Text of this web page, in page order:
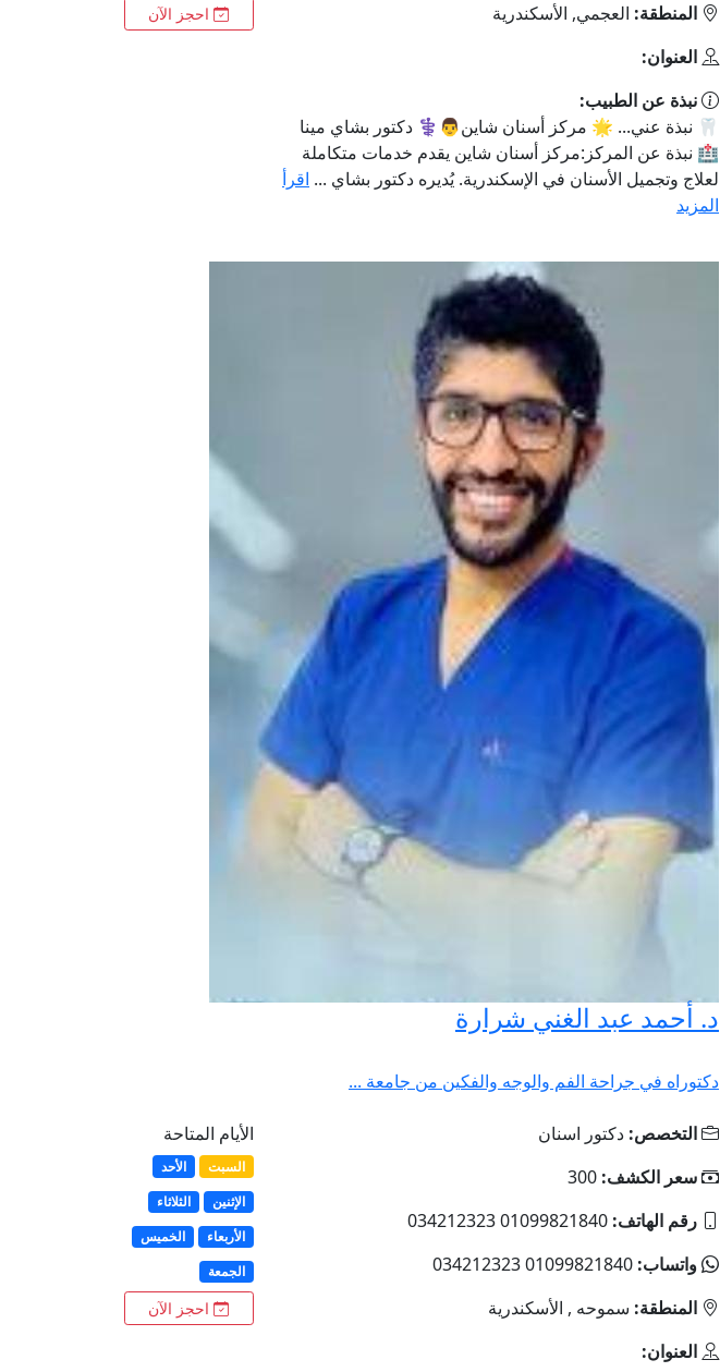
المنطقة: العجمي, الأسكندرية
العنوان:
نبذة عن الطبيب:
🦷 نبذة عني... 🌟 مركز أسنان شاين👨⚕️ دكتور بشاي مينا
🏥 نبذة عن المركز:مركز أسنان شاين يقدم خدمات متكاملة
لعلاج وتجميل الأسنان في الإسكندرية. يُديره دكتور بشاي ... اقرأ
المزيد
احجز الآن
د. أحمد عبد الغني شرارة
دكتوراه في جراحة الفم والوجه والفكين من جامعة ...
التخصص: دكتور اسنان
سعر الكشف: 300
رقم الهاتف: 01099821840 034212323
واتساب: 01099821840 034212323
المنطقة: سموحه , الأسكندرية
العنوان:
الأيام المتاحة
السبت
الأحد
الإثنين
الثلاثاء
الأربعاء
الخميس
الجمعة
احجز الآن